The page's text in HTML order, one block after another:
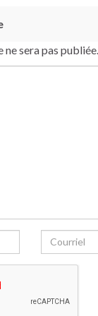
ne sera pas publiée.